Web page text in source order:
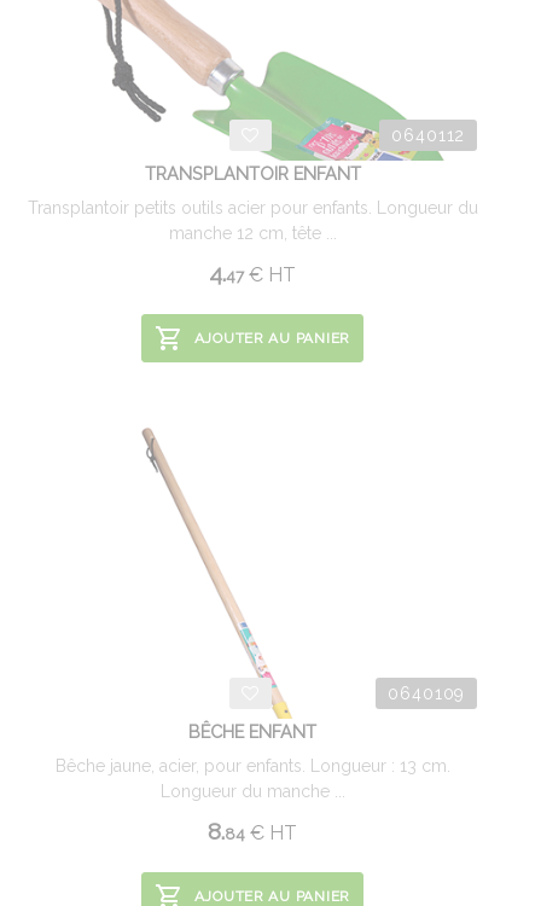
0640112
TRANSPLANTOIR ENFANT
Transplantoir petits outils acier pour enfants. Longueur du
manche 12 cm, tête ...
4.47 € HT
AJOUTER AU PANIER
0640109
BÊCHE ENFANT
Bêche jaune, acier, pour enfants. Longueur : 13 cm.
Longueur du manche ...
8.84 € HT
AJOUTER AU PANIER